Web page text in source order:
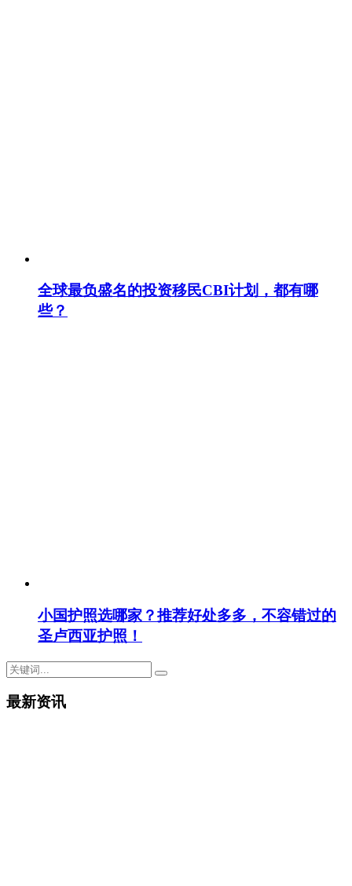
全球最负盛名的投资移民CBI计划，都有哪
些？
小国护照选哪家？推荐好处多多，不容错过的
圣卢西亚护照！
最新资讯